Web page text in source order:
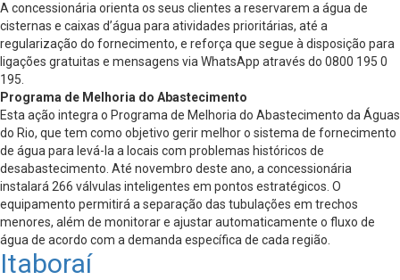
A concessionária orienta os seus clientes a reservarem a água de
cisternas e caixas d’água para atividades prioritárias, até a
regularização do fornecimento, e reforça que segue à disposição para
ligações gratuitas e mensagens via WhatsApp através do 0800 195 0
195.
Programa de Melhoria do Abastecimento
Esta ação integra o Programa de Melhoria do Abastecimento da Águas
do Rio, que tem como objetivo gerir melhor o sistema de fornecimento
de água para levá-la a locais com problemas históricos de
desabastecimento. Até novembro deste ano, a concessionária
instalará 266 válvulas inteligentes em pontos estratégicos. O
equipamento permitirá a separação das tubulações em trechos
menores, além de monitorar e ajustar automaticamente o fluxo de
água de acordo com a demanda específica de cada região.
Itaboraí